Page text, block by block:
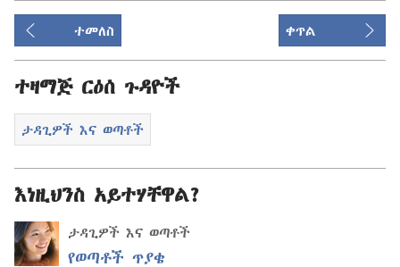
ተመለስ ቀጥል
ተዛማጅ ርዕሰ ጉዳዮች
ታዳጊዎች እና ወጣቶች
እነዚህንስ አይተሃቸዋል?
ታዳጊዎች እና ወጣቶች
የወጣቶች ጥያቄ